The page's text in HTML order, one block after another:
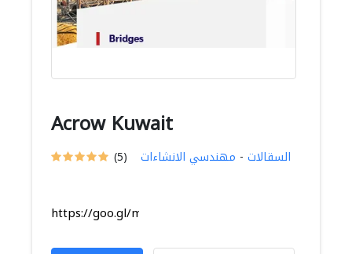
Acrow Kuwait
(5) السقالات - مهندسي الانشاءات
https://goo.gl/maps/aprM9qqdm5A2bNyM8